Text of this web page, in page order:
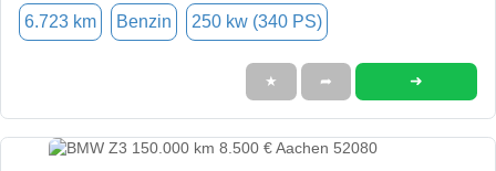
6.723 km Benzin 250 kw (340 PS)
★ ➦ ➜